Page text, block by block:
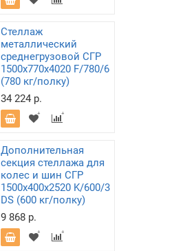
Стеллаж
металлический
среднегрузовой СГР
1500х770х4020 F/780/6
(780 кг/полку)
34 224 р.
Дополнительная
секция стеллажа для
колес и шин СГР
1500х400х2520 K/600/3
DS (600 кг/полку)
9 868 р.